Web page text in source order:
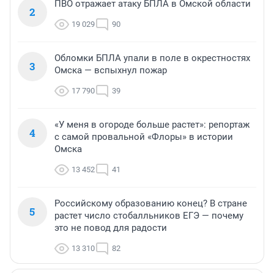
2
ПВО отражает атаку БПЛА в Омской области
19 029 90
3
Обломки БПЛА упали в поле в окрестностях
Омска — вспыхнул пожар
17 790 39
4
«У меня в огороде больше растет»: репортаж
с самой провальной «Флоры» в истории
Омска
13 452 41
5
Российскому образованию конец? В стране
растет число стобалльников ЕГЭ — почему
это не повод для радости
13 310 82